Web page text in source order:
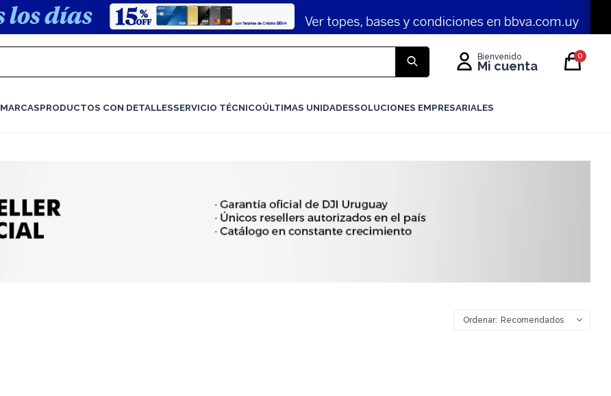
MARCASPRODUCTOS CON DETALLESSERVICIO TÉCNICOÚLTIMAS UNIDADESSOLUCIONES EMPRESARIALES
0
Recomendados